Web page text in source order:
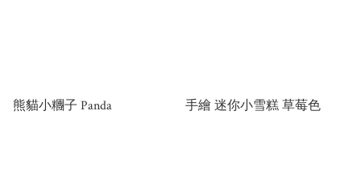
熊貓小糰子 Panda 手繪 迷你小雪糕 草莓色